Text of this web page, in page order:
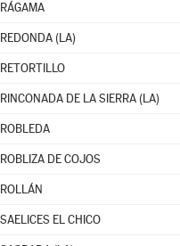
RÁGAMA
REDONDA (LA)
RETORTILLO
RINCONADA DE LA SIERRA (LA)
ROBLEDA
ROBLIZA DE COJOS
ROLLÁN
SAELICES EL CHICO